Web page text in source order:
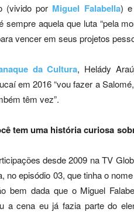
(vivido por Miguel Falabella) e
sempre aquela que luta “pela
vencer em seus projetos
da Cultura, Helády
em 2016 “vou fazer a
têm vez”.
tem uma história curiosa
desde 2009 na TV
no episódio 03, que tinha o
bem dada que o Miguel
a cena eu já fazia parte do